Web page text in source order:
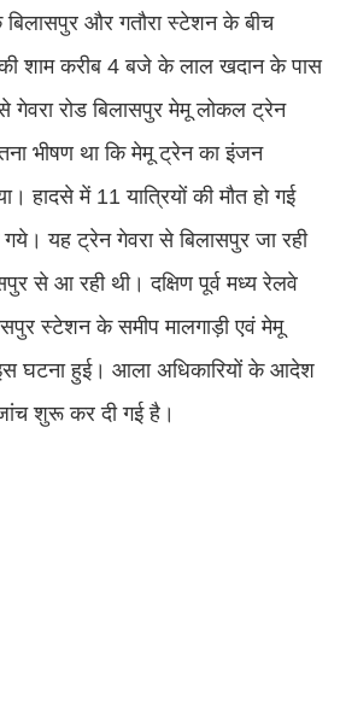
बिलासपुर और गतौरा स्टेशन के बीच
शाम करीब 4 बजे के लाल खदान के पास
गेवरा रोड बिलासपुर मेमू लोकल ट्रेन
भीषण था कि मेमू ट्रेन का इंजन
हादसे में 11 यात्रियों की मौत हो गई
यह ट्रेन गेवरा से बिलासपुर जा रही
से आ रही थी। दक्षिण पूर्व मध्य रेलवे
स्टेशन के समीप मालगाड़ी एवं मेमू
घटना हुई। आला अधिकारियों के आदेश
शुरू कर दी गई है।